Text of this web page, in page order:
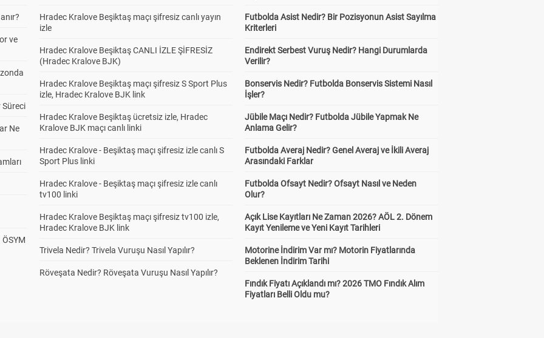
ve
Süreci
Ne
Hradec Kralove Beşiktaş maçı şifresiz canlı yayın
izle
Hradec Kralove Beşiktaş CANLI İZLE ŞİFRESİZ
(Hradec Kralove BJK)
Hradec Kralove Beşiktaş maçı şifresiz S Sport Plus
izle, Hradec Kralove BJK link
Hradec Kralove Beşiktaş ücretsiz izle, Hradec
Kralove BJK maçı canlı linki
Hradec Kralove - Beşiktaş maçı şifresiz izle canlı S
Sport Plus linki
Hradec Kralove - Beşiktaş maçı şifresiz izle canlı
tv100 linki
Hradec Kralove Beşiktaş maçı şifresiz tv100 izle,
Hradec Kralove BJK link
Trivela Nedir? Trivela Vuruşu Nasıl Yapılır?
Röveşata Nedir? Röveşata Vuruşu Nasıl Yapılır?
Futbolda Asist Nedir? Bir Pozisyonun Asist Sayılma
Kriterleri
Endirekt Serbest Vuruş Nedir? Hangi Durumlarda
Verilir?
Bonservis Nedir? Futbolda Bonservis Sistemi Nasıl
İşler?
Jübile Maçı Nedir? Futbolda Jübile Yapmak Ne
Anlama Gelir?
Futbolda Averaj Nedir? Genel Averaj ve İkili Averaj
Arasındaki Farklar
Futbolda Ofsayt Nedir? Ofsayt Nasıl ve Neden
Olur?
Açık Lise Kayıtları Ne Zaman 2026? AÖL 2. Dönem
Kayıt Yenileme ve Yeni Kayıt Tarihleri
Motorine İndirim Var mı? Motorin Fiyatlarında
Beklenen İndirim Tarihi
Fındık Fiyatı Açıklandı mı? 2026 TMO Fındık Alım
Fiyatları Belli Oldu mu?